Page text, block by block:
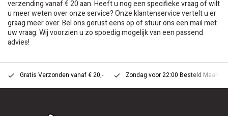
verzending vanaf € 20 aan. Heeft u nog een specifieke vraag of wilt
u meer weten over onze service? Onze klantenservice vertelt u er
graag meer over. Bel ons gerust eens op of stuur ons een mail met
uw vraag. Wij voorzien u zo spoedig mogelijk van een passend
advies!
Gratis Verzonden vanaf € 20,- Zondag voor 22:00 Besteld